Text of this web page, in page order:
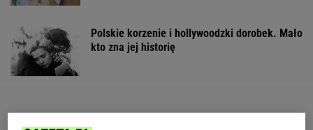
Polskie korzenie i hollywoodzki dorobek. Mało
kto zna jej historię